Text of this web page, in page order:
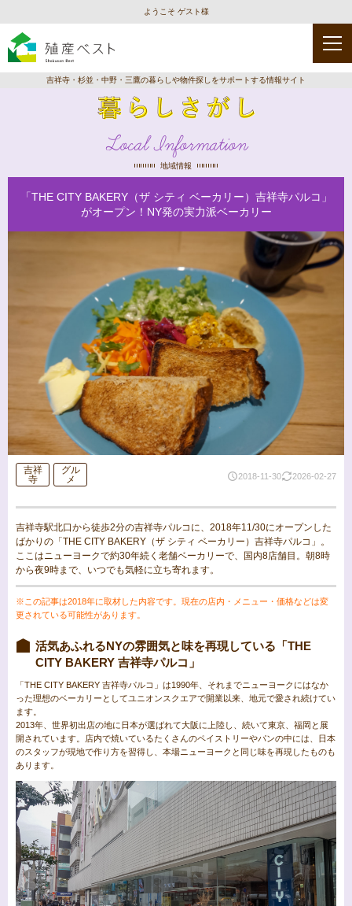
ようこそ ゲスト様
吉祥寺・杉並・中野・三鷹の暮らしや物件探しをサポートする情報サイト
Local Information
地域情報
「THE CITY BAKERY（ザ シティ ベーカリー）吉祥寺パルコ」
がオープン！NY発の実力派ベーカリー
吉祥
寺
グル
メ
2018-11-30 2026-02-27
吉祥寺駅北口から徒歩2分の吉祥寺パルコに、2018年11/30にオープンした
ばかりの「THE CITY BAKERY（ザ シティ ベーカリー）吉祥寺パルコ」。
ここはニューヨークで約30年続く老舗ベーカリーで、国内8店舗目。朝8時
から夜9時まで、いつでも気軽に立ち寄れます。
※この記事は2018年に取材した内容です。現在の店内・メニュー・価格などは変
更されている可能性があります。
活気あふれるNYの雰囲気と味を再現している「THE
CITY BAKERY 吉祥寺パルコ」
「THE CITY BAKERY 吉祥寺パルコ」は1990年、それまでニューヨークにはなか
った理想のベーカリーとしてユニオンスクエアで開業以来、地元で愛され続けてい
ます。
2013年、世界初出店の地に日本が選ばれて大阪に上陸し、続いて東京、福岡と展
開されています。店内で焼いているたくさんのペイストリーやパンの中には、日本
のスタッフが現地で作り方を習得し、本場ニューヨークと同じ味を再現したものも
あります。